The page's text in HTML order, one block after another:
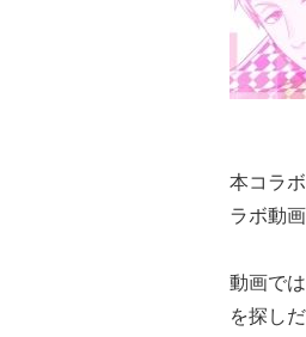
本コラ
ラボ動
動画で
を探し